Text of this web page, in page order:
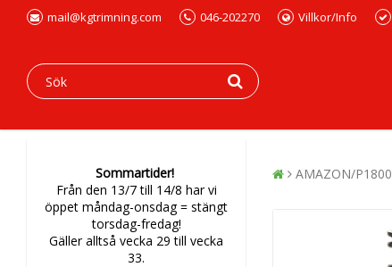
mail@kgtrimning.com 046-202270 Villkor/Info
Sommartider!
Från den 13/7 till 14/8 har vi
öppet måndag-onsdag = stängt
torsdag-fredag!
Gäller alltså vecka 29 till vecka
33.
AMAZON/P1800